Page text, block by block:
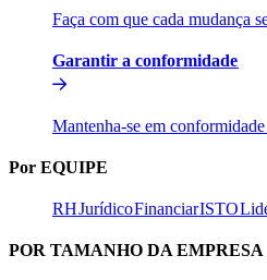
Faça com que cada mudança
Garantir a conformidade​​
Mantenha-se em
Por EQUIPE​​
RH​​Jurídico​​Financiar​​ISTO​​
POR TAMANHO DA EMPRESA​​